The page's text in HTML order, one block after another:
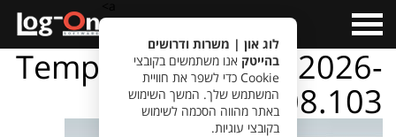
Menu
TempletJobsWeb – 2026-
06-22T082708.103
לוג און | משרות ודרושים
בהייטק אנו משתמשים בקובצי
Cookie כדי לשפר את חוויית
המשתמש שלך. המשך השימוש
באתר מהווה הסכמה לשימוש
בקובצי עוגיות.